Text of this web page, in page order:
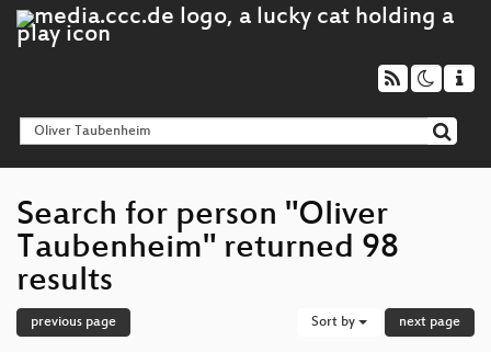
Search for person "Oliver
Taubenheim" returned 98
results
previous page Sort by next page